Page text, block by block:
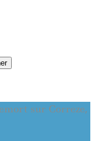
sur Correze,